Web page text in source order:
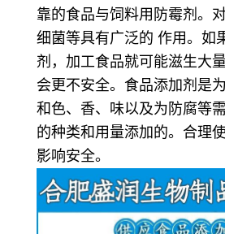
靠的食品与饲料用防霉剂。
细菌等具有广泛的 作用。如
剂，加工食品就可能滋生大
会更不安全。食品添加剂是
和色、香、味以及为防腐等
的种类和用量添加的。合理
影响安全。